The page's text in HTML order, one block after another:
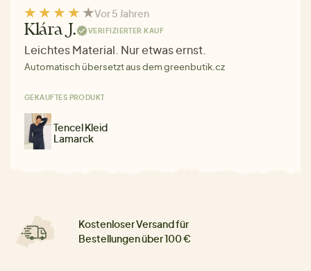
Vor 5 Jahren
Klára J. VERIFIZIERTER KAUF
Leichtes Material. Nur etwas ernst.
Automatisch übersetzt aus dem greenbutik.cz
GEKAUFTES PRODUKT
Tencel Kleid
Lamarck
Kostenloser Versand für
Bestellungen über 100 €